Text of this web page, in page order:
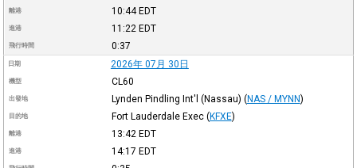
離港 10:44EDT
進港 11:22 EDT
飛行時間 0:37
日期 2026年 07月 30日
機型 CL60
出發地 Lynden Pindling Int'l (Nassau) (NAS / MYNN)
目的地 Fort Lauderdale Exec (KFXE)
離港 13:42 EDT
進港 14:17 EDT